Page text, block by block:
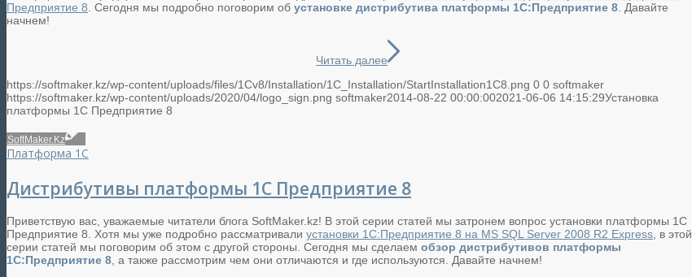
Предприятие 8. Сегодня мы подробно поговорим об установке дистрибутива платформы 1С:Предприятие 8. Давайте
начнем!
Читать далее
https://softmaker.kz/wp-content/uploads/files/1Cv8/Installation/1C_Installation/StartInstallation1C8.png 0 0 softmaker
https://softmaker.kz/wp-content/uploads/2020/04/logo_sign.png softmaker2014-08-22 00:00:002021-06-06 14:15:29Установка
платформы 1С Предприятие 8
SoftMaker.Kz
Платформа 1С
Дистрибутивы платформы 1С Предприятие 8
Приветствую вас, уважаемые читатели блога SoftMaker.kz! В этой серии статей мы затронем вопрос установки платформы 1С
Предприятие 8. Хотя мы уже подробно рассматривали установки 1С:Предприятие 8 на MS SQL Server 2008 R2 Express , в этой
серии статей мы поговорим об этом с другой стороны. Сегодня мы сделаем обзор дистрибутивов платформы
1С:Предприятие 8 , а также рассмотрим чем они отличаются и где используются. Давайте начнем!